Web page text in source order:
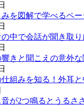
を図解で学べるペ
の中で会話が聞き取
響きと聞こえの意外
仕組みを知る！外耳
音が2つ鳴るとうるさ